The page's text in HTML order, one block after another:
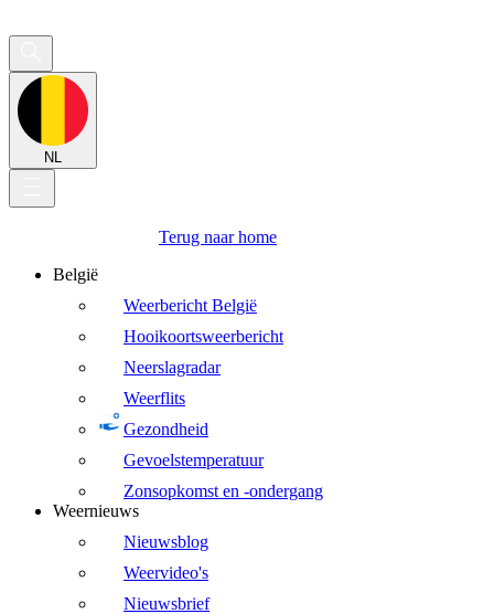
NL
Terug naar home
België
Weerbericht België
Hooikoortsweerbericht
Neerslagradar
Weerflits
Gezondheid
Gevoelstemperatuur
Zonsopkomst en -ondergang
Weernieuws
Nieuwsblog
Weervideo's
Nieuwsbrief